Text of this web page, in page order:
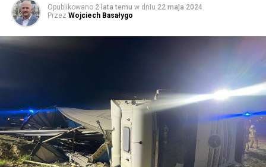
Opublikowano 2 lata temu w dniu 22 maja 2024
Przez Wojciech Basałygo